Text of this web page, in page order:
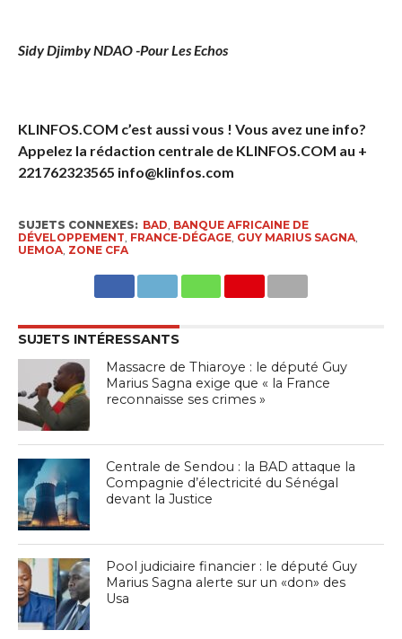
Sidy Djimby NDAO -Pour Les Echos
KLINFOS.COM c’est aussi vous ! Vous avez une info?
Appelez la rédaction centrale de KLINFOS.COM au +
221762323565 info@klinfos.com
SUJETS CONNEXES: BAD, BANQUE AFRICAINE DE
DÉVELOPPEMENT, FRANCE-DÉGAGE, GUY MARIUS SAGNA,
UEMOA, ZONE CFA
SUJETS INTÉRESSANTS
Massacre de Thiaroye : le député Guy
Marius Sagna exige que « la France
reconnaisse ses crimes »
Centrale de Sendou : la BAD attaque la
Compagnie d’électricité du Sénégal
devant la Justice
Pool judiciaire financier : le député Guy
Marius Sagna alerte sur un «don» des
Usa